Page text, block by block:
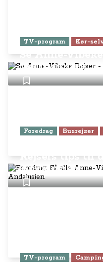
TV-program Kør-
Se Anne-
Vestflandern
Foredrag Busrejser
Rejsers tips til
Andalusien
TV-program